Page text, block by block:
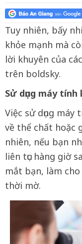
Tuy nhiên, bấy
khỏe mạnh mà
lời khuyên của
trên boldsky.
Sử dụng máy
Việc sử dụng
về thể chất hoặc
nhiên, nếu bạn
liên tục hàng giờ
mắt bạn, làm
thời mờ.